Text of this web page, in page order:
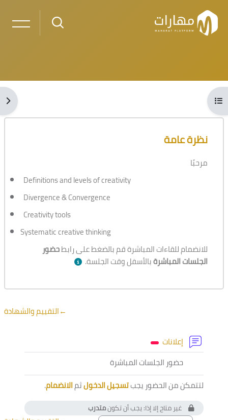
تخطى إلى المحتوى الرئيسي
الكتل
فتح فهرس المقرر
الكتل
تجاوز [Cocoon] نظرة عامة على الدورة
نظرة عامة
مرحبًا
Definitions and levels of creativity
Divergence & Convergence
Creativity tools
Systematic creative thinking
للانضمام للقاءات المباشرة قم بالضغط على رابطحضور
الجلسات المباشرةبالأسفل وقت الجلسة.
←التقييم والشهادة
إعلانات منتدى
حضور الجلسات المباشرةأداة خارجية
لتتمكن من الحضور يجبتسجيل الدخولثمالانضمام.
غير متاح إلا إذا: يجب أن تكونمتدرب